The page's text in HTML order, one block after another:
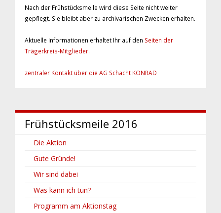
Nach der Frühstücksmeile wird diese Seite nicht weiter
gepflegt. Sie bleibt aber zu ar­chi­va­rischen Zwecken erhalten.
Aktuelle Informationen erhaltet Ihr auf den Seiten der
Trägerkreis-Mitglieder.
zentraler Kontakt über die AG Schacht KONRAD
Frühstücks­­meile 2016
Die Aktion
Gute Gründe!
Wir sind dabei
Was kann ich tun?
Programm am Aktionstag